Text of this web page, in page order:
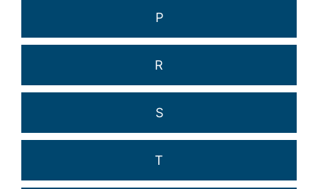
P
R
S
T